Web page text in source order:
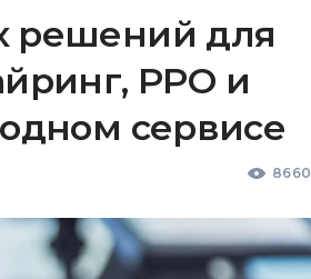
решений для
РРО и
сервисе
8660